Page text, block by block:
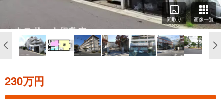
間取り 画像一覧
230万円